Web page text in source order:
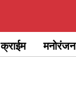
क्राईम मनोरंजन